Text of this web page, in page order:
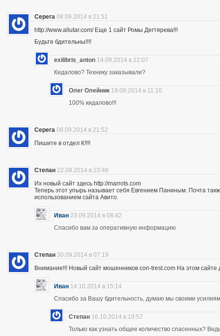
Серега 08.09.2014 в 21:51
http://www.allutar.com/ Еще 1 сайт Ромы Дегтярева!!!
Будьте бдительны!!!!
exilibris_anton 14.09.2014 в 22:07
Кидалово? Технику заказывали?
Олег Олейник 19.09.2014 в 11:10
100% кидалово!!!
Серега 08.09.2014 в 21:52
Пишите в отдел К!!!!
Степан 22.09.2014 в 23:48
Их новый сайт здесь http://marrots.com
Теперь этот упырь называет себя Евгением Паниным. Почта
использованием сайта Авито.
Иван 23.09.2014 в 08:42
Спасибо вам за оперативную информацию
Степан 30.09.2014 в 07:19
Внимание!!! Новый сайт мошенников con-trest.com На этом сайте
Иван 14.10.2014 в 15:14
Спасибо за Вашу бдительность, думаю мы своими
Степан 16.10.2014 в 19:57
Только как узнать общее количество спасенных?